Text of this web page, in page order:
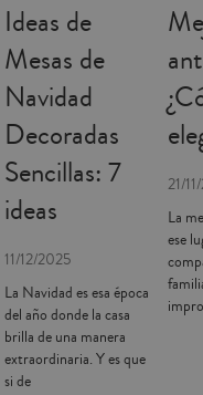
Ideas de
Mesas de
Navidad
Decoradas
Sencillas: 7
ideas
11/12/2025
La Navidad es esa época
del año donde la casa
brilla de una manera
extraordinaria. Y es que
si de
21/
La
ese